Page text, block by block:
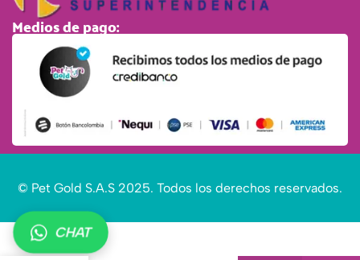
Medios de pago:
© Pet Gold S.A.S 2025. Todos los derechos reservados.
Juguete
masticable
CHAT